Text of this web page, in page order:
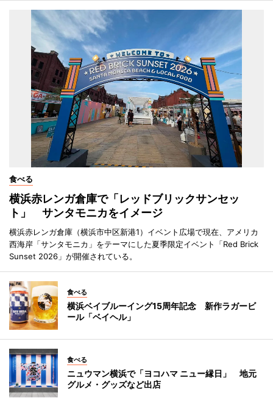
食べる
横浜赤レンガ倉庫で「レッドブリックサンセッ
ト」 サンタモニカをイメージ
横浜赤レンガ倉庫（横浜市中区新港1）イベント広場で現在、アメリカ
西海岸「サンタモニカ」をテーマにした夏季限定イベント「Red Brick
Sunset 2026」が開催されている。
食べる
横浜ベイブルーイング15周年記念 新作ラガービ
ール「ベイヘル」
食べる
ニュウマン横浜で「ヨコハマ ニュー縁日」 地元
グルメ・グッズなど出店